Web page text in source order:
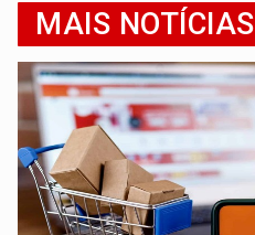
MAIS NOTÍCIAS